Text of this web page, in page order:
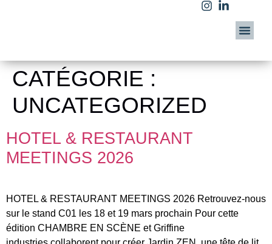
CATÉGORIE :
UNCATEGORIZED
HOTEL & RESTAURANT
MEETINGS 2026
HOTEL & RESTAURANT MEETINGS 2026 Retrouvez-nous
sur le stand C01 les 18 et 19 mars prochain Pour cette
édition CHAMBRE EN SCÈNE et Griffine